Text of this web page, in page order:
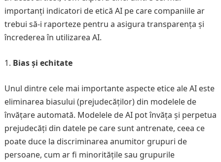
importanți indicatori de etică AI pe care companiile ar
trebui să-i raporteze pentru a asigura transparența și
încrederea în utilizarea AI.
Bias și echitate
Unul dintre cele mai importante aspecte etice ale AI este
eliminarea biasului (prejudecăților) din modelele de
învățare automată. Modelele de AI pot învăța și perpetua
prejudecăți din datele pe care sunt antrenate, ceea ce
poate duce la discriminarea anumitor grupuri de
persoane, cum ar fi minoritățile sau grupurile